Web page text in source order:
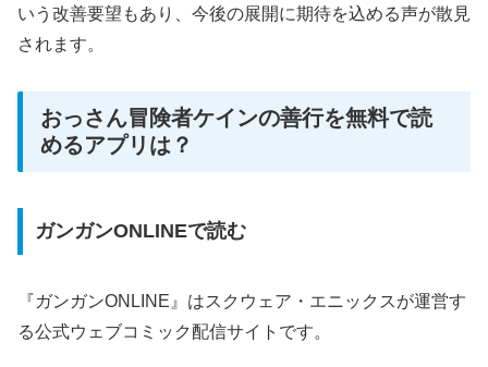
いう改善要望もあり、今後の展開に期待を込める声が散見
されます。
おっさん冒険者ケインの善行を無料で読
めるアプリは？
ガンガンONLINEで読む
『ガンガンONLINE』はスクウェア・エニックスが運営す
る公式ウェブコミック配信サイトです。